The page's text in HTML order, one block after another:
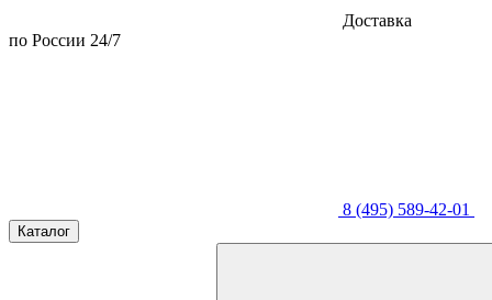
Доставка
по России 24/7
8 (495) 589-42-01
Каталог